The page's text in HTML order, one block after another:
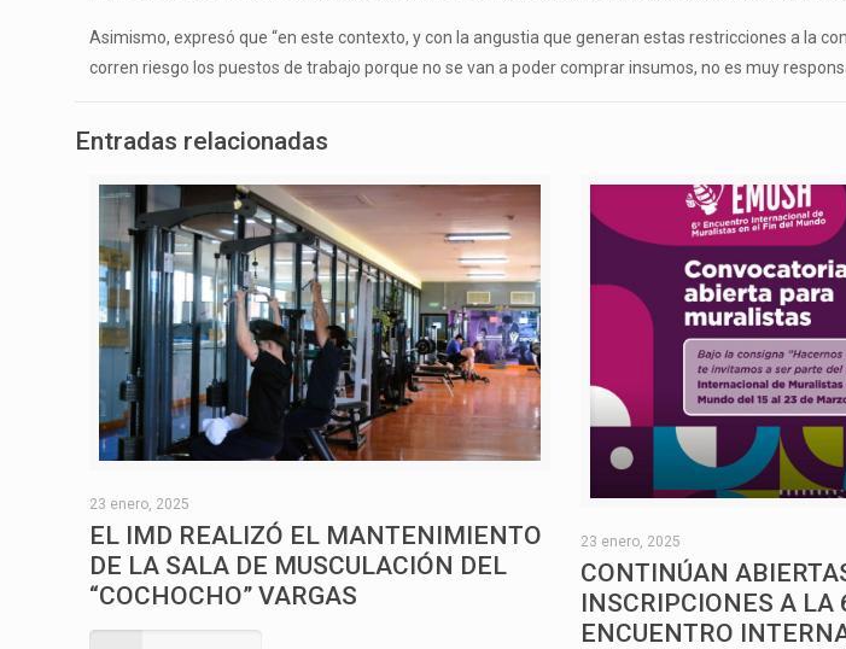
Asimismo, expresó que “en este contexto, y con la angustia que generan estas restricciones a la
corren riesgo los puestos de trabajo porque no se van a poder comprar insumos, no es muy
Entradas relacionadas
23 enero, 2025
EL IMD REALIZÓ EL MANTENIMIENTO
DE LA SALA DE MUSCULACIÓN DEL
“COCHOCHO” VARGAS
23 enero, 2025
CONTINÚAN
INSCRIPCIONES A LA
ENCUENTRO